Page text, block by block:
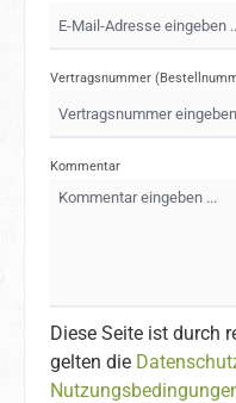
Vertragsnummer
Kommentar
Diese Seite ist durch
gelten die